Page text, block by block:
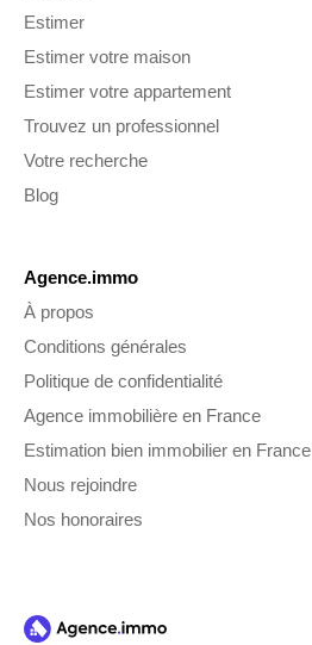
Estimer
Estimer votre maison
Estimer votre appartement
Trouvez un professionnel
Votre recherche
Blog
Agence.immo
À propos
Conditions générales
Politique de confidentialité
Agence immobilière en France
Estimation bien immobilier en France
Nous rejoindre
Nos honoraires